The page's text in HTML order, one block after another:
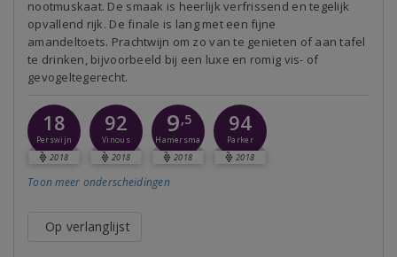
nootmuskaat. De smaak is heerlijk verfrissend en tegelijk
opvallend rijk. De finale is lang met een fijne
amandeltoets. Prachtwijn om zo van te genieten of aan tafel
te drinken, bijvoorbeeld bij een luxe en romig vis- of
gevogeltegerecht.
18
Perswijn
2018
92
Vinous
2018
9,5
Hamersma
2018
94
Parker
2018
Toon meer onderscheidingen
Op verlanglijst